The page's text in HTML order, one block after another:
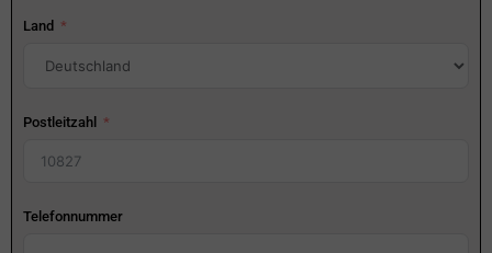
Land
Postleitzahl
Telefonnummer